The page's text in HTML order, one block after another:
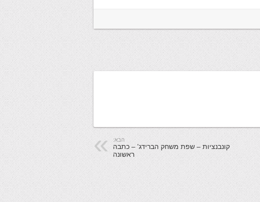
הבא:
קונבנציות – שפת משחק הברידג' – כתבה
ראשונה